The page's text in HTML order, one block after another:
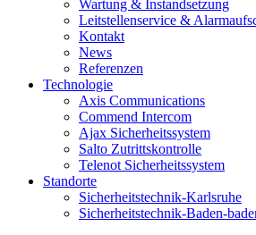
Wartung & Instandsetzung
Leitstellenservice &
Kontakt
News
Referenzen
Technologie
Axis Communications
Commend Intercom
Ajax Sicherheitssystem​
Salto Zutrittskontrolle
Telenot Sicherheitssystem
Standorte
Sicherheitstechnik-Karlsruhe
Sicherheitstechnik-Baden-